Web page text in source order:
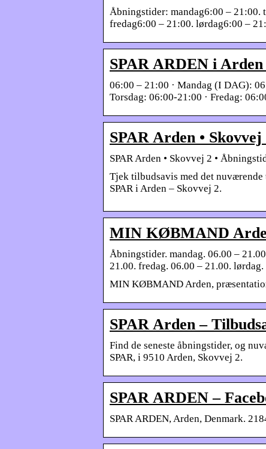
Åbningstider: mandag6:00 – 21:00.
fredag6:00 – 21:00. lørdag6:00 –
SPAR ARDEN i
06:00 – 21:00 · Mandag (I DAG):
Torsdag: 06:00-21:00 · Fredag:
SPAR Arden •
SPAR Arden • Skovvej 2 •
Tjek tilbudsavis med det
SPAR i Arden – Skovvej 2.
MIN KØBMAND
Åbningstider. mandag. 06.00 –
21.00. fredag. 06.00 – 21.00.
MIN KØBMAND Arden,
SPAR Arden –
Find de seneste åbningstider, og
SPAR, i 9510 Arden, Skovvej 2.
SPAR ARDEN –
SPAR ARDEN, Arden, Denmark.